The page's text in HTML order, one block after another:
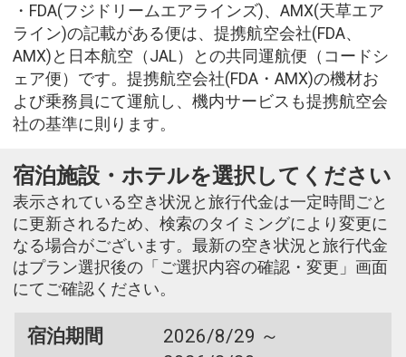
・FDA(フジドリームエアラインズ)、AMX(天草エア
ライン)の記載がある便は、提携航空会社(FDA、
AMX)と日本航空（JAL）との共同運航便（コードシ
ェア便）です。提携航空会社(FDA・AMX)の機材お
よび乗務員にて運航し、機内サービスも提携航空会
社の基準に則ります。
宿泊施設・ホテルを選択してください
表示されている空き状況と旅行代金は一定時間ごと
に更新されるため、検索のタイミングにより変更に
なる場合がございます。最新の空き状況と旅行代金
はプラン選択後の「ご選択内容の確認・変更」画面
にてご確認ください。
宿泊期間
2026/8/29 ～